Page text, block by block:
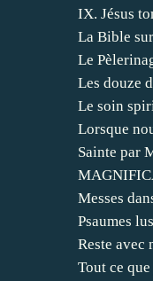
IX. Jésus
La Bible
Le
Les douze
Le soin
Lorsque
Sainte par
Messes
Psaumes
Reste avec
Tout ce